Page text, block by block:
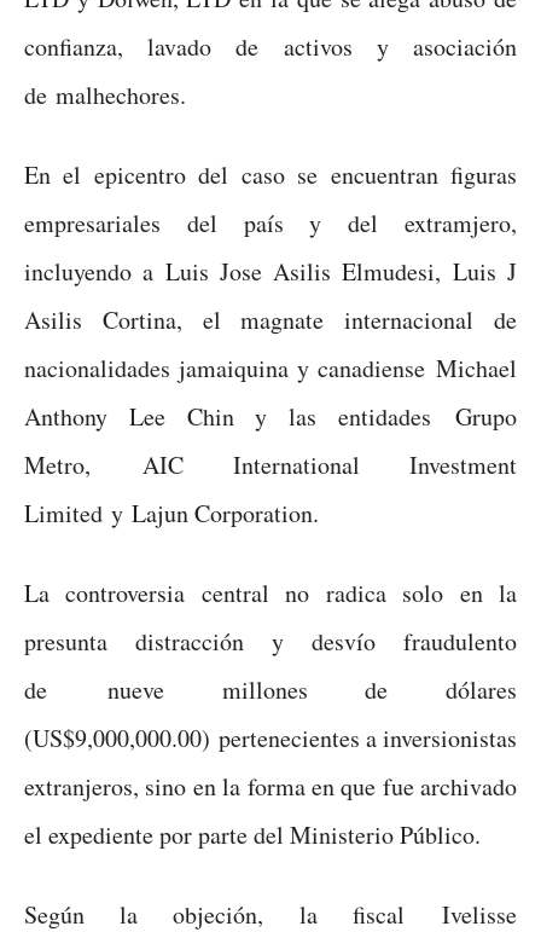
confianza, lavado de activos y asociación
de malhechores.
En el epicentro del caso se encuentran figuras
empresariales del país y del extramjero,
incluyendo a Luis Jose Asilis Elmudesi, Luis J
Asilis Cortina, el magnate internacional de
nacionalidades jamaiquina y canadiense Michael
Anthony Lee Chin y las entidades Grupo
Metro, AIC International Investment
Limited y Lajun Corporation.
La controversia central no radica solo en la
presunta distracción y desvío fraudulento
de nueve millones de dólares
(US$9,000,000.00) pertenecientes a inversionistas
extranjeros, sino en la forma en que fue archivado
el expediente por parte del Ministerio Público.
Según la objeción, la fiscal Ivelisse